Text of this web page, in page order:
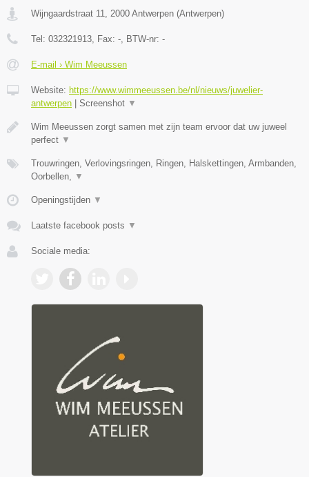
Wijngaardstraat 11 2000 Antwerpen (Antwerpen)
Tel: 032321913 , Fax: - , BTW-nr: -
E-mail › Wim Meeussen
Website: https://www.wimmeeussen.be/nl/nieuws/juwelier-
antwerpen | Screenshot ▼
Wim Meeussen zorgt samen met zijn team ervoor dat uw juweel
perfect ▼
Trouwringen, Verlovingsringen, Ringen, Halskettingen, Armbanden,
Oorbellen,
▼
Openingstijden ▼
Laatste facebook posts ▼
Sociale media: